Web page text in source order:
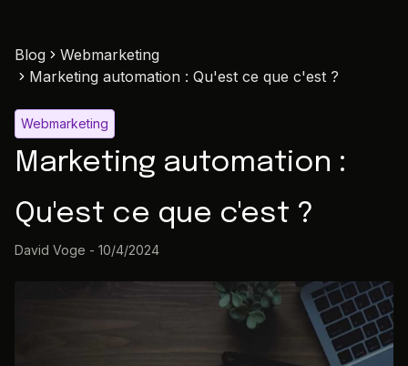
Webmarketing
Marketing automation :
Qu'est ce que c'est ?
David Voge - 10/4/2024
Blog
Webmarketing
Marketing automation : Qu'est ce que c'est ?